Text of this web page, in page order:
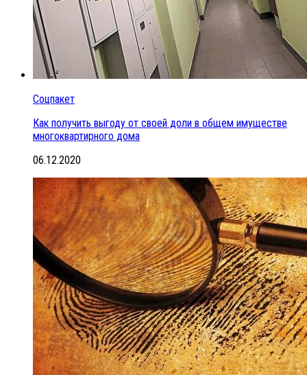
Соцпакет
Как получить выгоду от своей доли в общем имуществе
многоквартирного дома
06.12.2020